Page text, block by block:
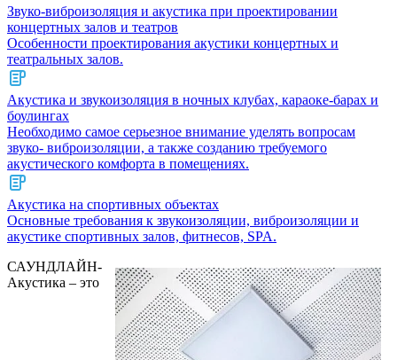
Звуко-виброизоляция и акустика при проектировании
концертных залов и театров
Особенности проектирования акустики концертных и
театральных залов.
Акустика и звукоизоляция в ночных клубах, караоке-барах и
боулингах
Необходимо самое серьезное внимание уделять вопросам
звуко- виброизоляции, а также созданию требуемого
акустического комфорта в помещениях.
Акустика на спортивных объектах
Основные требования к звукоизоляции, виброизоляции и
акустике спортивных залов, фитнесов, SPA.
САУНДЛАЙН-
Акустика – это